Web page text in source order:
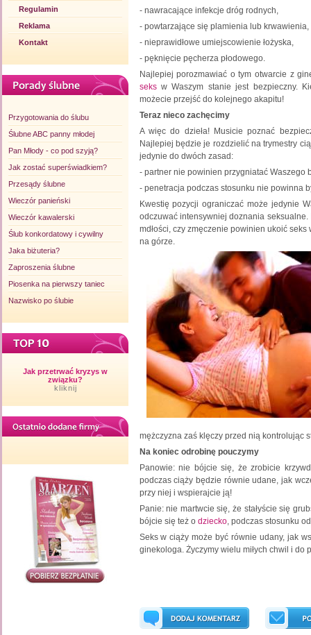
Regulamin
Reklama
Kontakt
Przygotowania do ślubu
Ślubne ABC panny młodej
Pan Młody - co pod szyją?
Jak zostać superświadkiem?
Przesądy ślubne
Wieczór panieński
Wieczór kawalerski
Ślub konkordatowy i cywilny
Jaka biżuteria?
Zaproszenia ślubne
Piosenka na pierwszy taniec
Nazwisko po ślubie
Jak przetrwać kryzys w
związku?
kliknij
- nawracające infekcje dróg rodnych,
- powtarzające się plamienia lub krwawienia,
- nieprawidłowe umiejscowienie łożyska,
- pęknięcie pęcherza płodowego.
Najlepiej porozmawiać o tym otwarcie z
seksw Waszym stanie jest bezpieczny.
możecie przejść do kolejnego akapitu!
Teraz nieco zachęcimy
A więc do dzieła! Musicie poznać
Najlepiej będzie je rozdzielić na trymestry
jedynie do dwóch zasad:
- partner nie powinien przygniatać Waszego
- penetracja podczas stosunku nie powinna
Kwestię pozycji ograniczać może jedynie
odczuwać intensywniej doznania
mdłości, czy zmęczenie powinien ukoić
na górze.
mężczyzna zaś klęczy przed nią kontrolując
Na koniec odrobinę pouczymy
Panowie: nie bójcie się, że zrobicie
podczas ciąży będzie równie udane, jak
przy niej i wspierajcie ją!
Panie: nie martwcie się, że stałyście się
bójcie się też o dziecko, podczas stosunku
Seks w ciąży może być równie udany, jak
ginekologa. Życzymy wielu miłych chwil i do